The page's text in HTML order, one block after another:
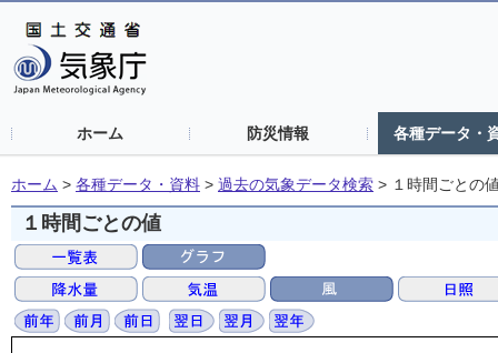
ホーム 防災情報 各種データ・
ホーム > 各種データ・資料 > 過去の気象データ検索 > １時間ごとの
１時間ごとの値